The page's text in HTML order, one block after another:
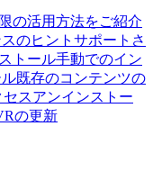
の活用方法をご紹介
のヒント サポートさ
トール手動でのイン
既存のコンテンツの
スアンインストー
の更新